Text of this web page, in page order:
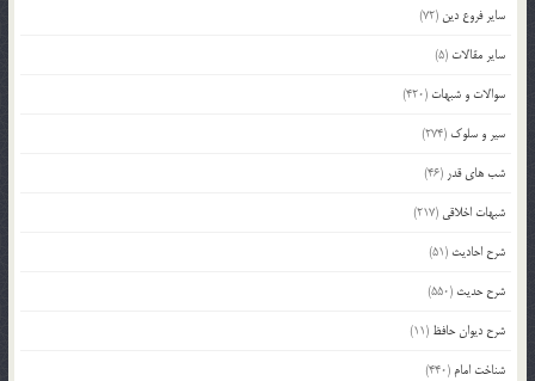
سایر فروع دین (72)
سایر مقالات (5)
سوالات و شبهات (420)
سیر و سلوک (274)
شب های قدر (46)
شبهات اخلاقی (217)
شرح احادیث (51)
شرح حدیث (550)
شرح دیوان حافظ (11)
شناخت امام (440)